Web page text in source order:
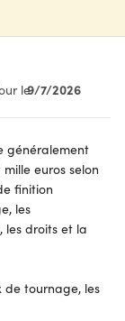
le9/7/2026
généralement
euros selon
finition
les
les droits et la
de tournage, les